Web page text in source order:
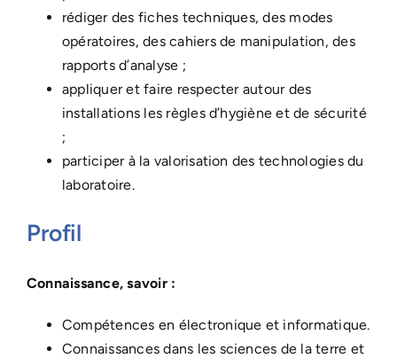
rédiger des fiches techniques, des modes
opératoires, des cahiers de manipulation, des
rapports d’analyse ;
appliquer et faire respecter autour des
installations les règles d’hygiène et de sécurité
;
participer à la valorisation des technologies du
laboratoire.
Profil
Connaissance, savoir :
Compétences en électronique et informatique.
Connaissances dans les sciences de la terre et